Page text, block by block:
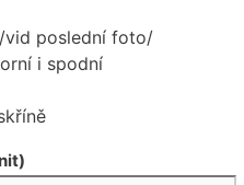
vid poslední foto/
i spodní